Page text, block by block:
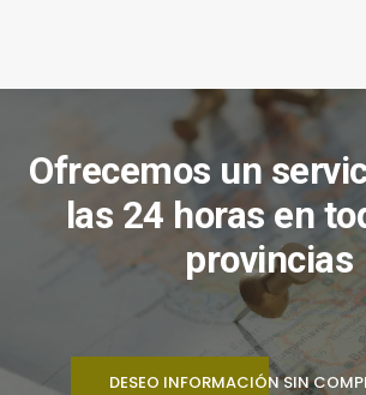
Ofrecemos un
las 24 horas en
provincias
DESEO INFORMACIÓN SIN